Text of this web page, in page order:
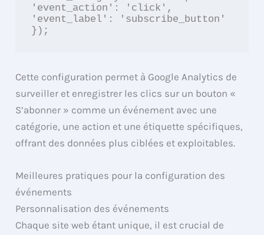
'event_action': 'click',
'event_label': 'subscribe_button'
});
Cette configuration permet à Google Analytics de
surveiller et enregistrer les clics sur un bouton «
S’abonner » comme un événement avec une
catégorie, une action et une étiquette spécifiques,
offrant des données plus ciblées et exploitables.
Meilleures pratiques pour la configuration des
événements
Personnalisation des événements
Chaque site web étant unique, il est crucial de